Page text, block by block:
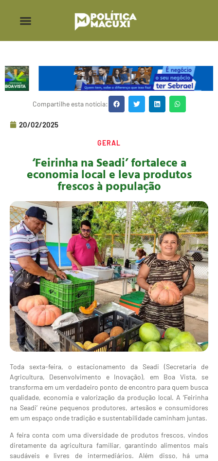
Compartilhe esta notícia:
20/02/2025
GERAL
‘Feirinha na Seadi’ fortalece a
economia local e leva produtos
frescos à população
Toda sexta-feira, o estacionamento da Seadi (Secretaria de
Agricultura, Desenvolvimento e Inovação), em Boa Vista, se
transforma em um verdadeiro ponto de encontro para quem busca
qualidade, economia e valorização da produção local. A ‘Feirinha
na Seadi’ reúne pequenos produtores, artesãos e consumidores
em um espaço onde tradição e sustentabilidade caminham juntas.
A feira conta com uma diversidade de produtos frescos, vindos
diretamente da agricultura familiar, garantindo alimentos mais
saudáveis e livres de intermediários. Além disso, há uma